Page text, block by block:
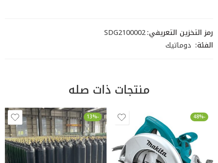
رمز التخزين التعريفي:SDG2100002
الفئة: دوماتيك
منتجات ذات صله
-48%
-13%